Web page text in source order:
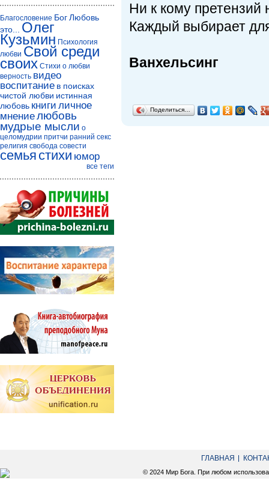
Ни к кому
Каждый выбирает
Ванхельсинг
Поделиться…
Благословение БогЛюбовь
это...
Олег
Кузьмин Психология
любви Свой среди
своих Стихи о любви
верность видео
воспитание в поисках
чистой любви истинная
любовь книги личное
мнениелюбовь
мудрые мысли о
целомудрии притчи ранний секс
религия свобода совести
семья стихи юмор
все теги
ГЛАВНАЯ
© 2024 Мир Бога. При любом